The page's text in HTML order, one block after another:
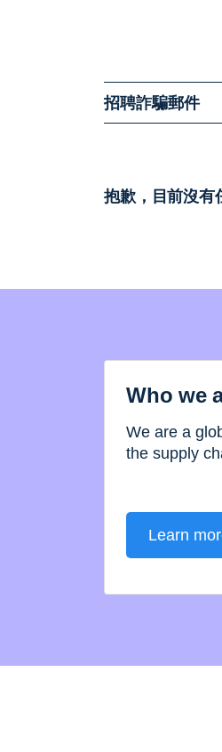
招聘詐騙郵件
抱歉，目前沒有
Who we
We are a
the supply
Learn